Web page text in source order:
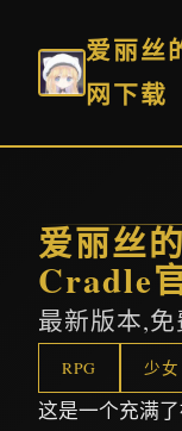
爱丽丝
网下载
爱丽丝
Cradle
最新版本,
RPG 少女
这是一个充满